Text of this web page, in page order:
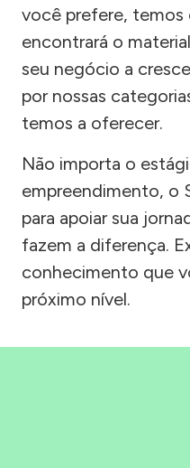
você prefere, temos
encontrará o
seu negócio a
por nossas
temos a oferecer.
Não importa o
empreendimento, o
para apoiar sua
fazem a diferença.
conhecimento que
próximo nível.